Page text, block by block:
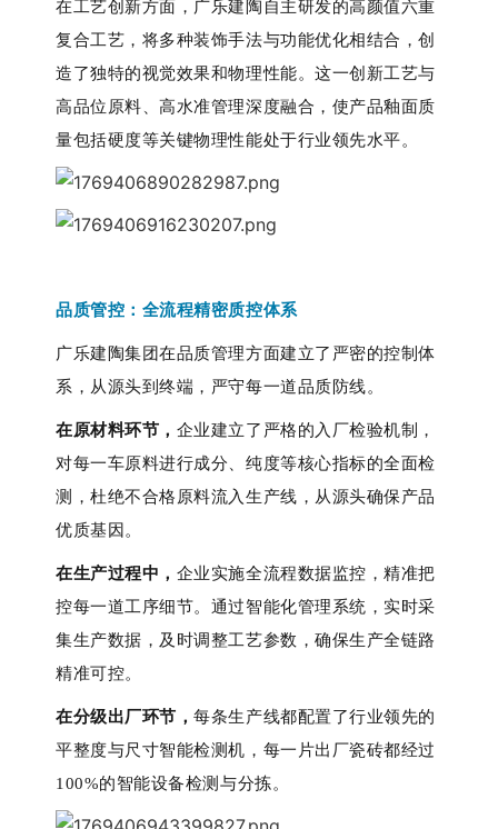
在工艺创新方面，广乐建陶自主研发的高颜值六重
复合工艺，将多种装饰手法与功能优化相结合，创
造了独特的视觉效果和物理性能。这一创新工艺与
高品位原料、高水准管理深度融合，使产品釉面质
量包括硬度等关键物理性能处于行业领先水平。
品质管控：全流程精密质控体系
广乐建陶集团在品质管理方面建立了严密的控制体
系，从源头到终端，严守每一道品质防线。
在原材料环节， 企业建立了严格的入厂检验机制，
对每一车原料进行成分、纯度等核心指标的全面检
测，杜绝不合格原料流入生产线，从源头确保产品
优质基因。
在生产过程中， 企业实施全流程数据监控，精准把
控每一道工序细节。通过智能化管理系统，实时采
集生产数据，及时调整工艺参数，确保生产全链路
精准可控。
在分级出厂环节，每条生产线都配置了行业领先的
平整度与尺寸智能检测机，每一片出厂瓷砖都经过
100%的智能设备检测与分拣。